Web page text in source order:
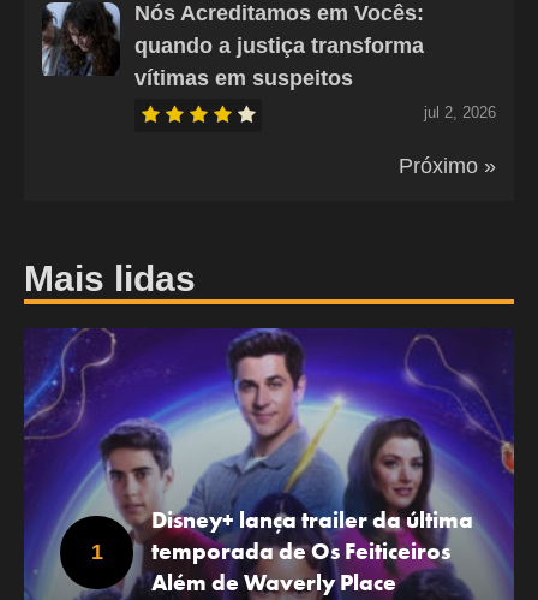
Nós Acreditamos em Vocês:
quando a justiça transforma
vítimas em suspeitos
jul 2, 2026
Próximo »
Mais lidas
Disney+ lança trailer da última
temporada de Os Feiticeiros
Além de Waverly Place